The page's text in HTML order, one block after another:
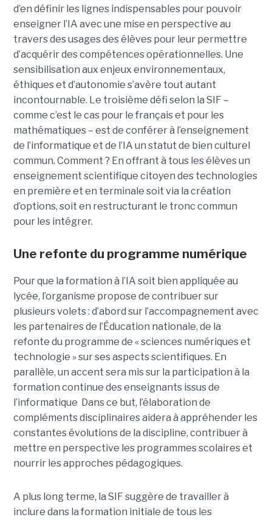
d’en définir les lignes indispensables pour pouvoir
enseigner l’IA avec une mise en perspective au
travers des usages des élèves pour leur permettre
d’acquérir des compétences opérationnelles. Une
sensibilisation aux enjeux environnementaux,
éthiques et d’autonomie s’avère tout autant
incontournable. Le troisième défi selon la SIF –
comme c’est le cas pour le français et pour les
mathématiques – est de conférer à l’enseignement
de l’informatique et de l’IA un statut de bien culturel
commun. Comment ? En offrant à tous les élèves un
enseignement scientifique citoyen des technologies
en première et en terminale soit via la création
d’options, soit en restructurant le tronc commun
pour les intégrer.
Une refonte du programme numérique
Pour que la formation à l’IA soit bien appliquée au
lycée, l’organisme propose de contribuer sur
plusieurs volets : d’abord sur l’accompagnement avec
les partenaires de l’Éducation nationale, de la
refonte du programme de « sciences numériques et
technologie » sur ses aspects scientifiques. En
parallèle, un accent sera mis sur la participation à la
formation continue des enseignants issus de
l’informatique Dans ce but, l’élaboration de
compléments disciplinaires aidera à appréhender les
constantes évolutions de la discipline, contribuer à
mettre en perspective les programmes scolaires et
nourrir les approches pédagogiques.
A plus long terme, la SIF suggère de travailler à
inclure dans la formation initiale de tous les